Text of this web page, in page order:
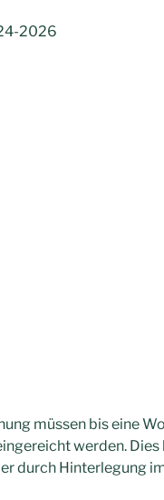
2026
müssen bis eine
werden. Dies
durch Hinterlegung